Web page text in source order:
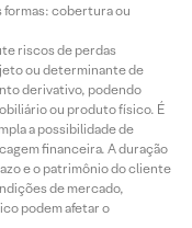
formas: cobertura ou
riscos de perdas
ou determinante de
derivativo, podendo
ou produto físico. É
a possibilidade de
financeira. A duração
e o patrimônio do cliente
de mercado,
podem afetar o